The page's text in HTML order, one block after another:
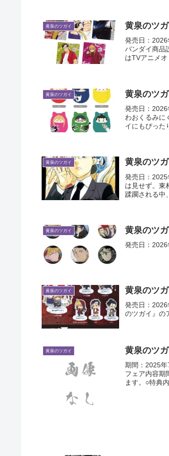
黄泉のツガイ 黄泉のツ
発売日：
バンダイ商品
はTVアニメ
黄泉のツガイ 黄泉のツ
発売日：
わおくるみに
イにもぴった
黄泉のツガイ 黄泉のツ
発売日：
は見せず。東
蹂躙される中
黄泉のツガイ 黄泉のツ
発売日：
黄泉のツガイ 黄泉のツ
発売日：
のツガイ』の
黄泉のツガイ 黄泉のツ
期間：2025
フェア内容期
ます。○特典